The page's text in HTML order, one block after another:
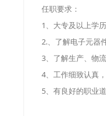
任职要求：
1、大专及以上学
2.、了解电子元器
3、了解生产、物
4、工作细致认真
5、有良好的职业